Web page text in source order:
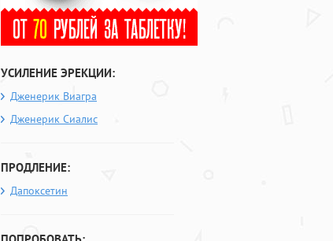
УСИЛЕНИЕ ЭРЕКЦИИ:
Дженерик Виагра
Дженерик Сиалис
ПРОДЛЕНИЕ:
Дапоксетин